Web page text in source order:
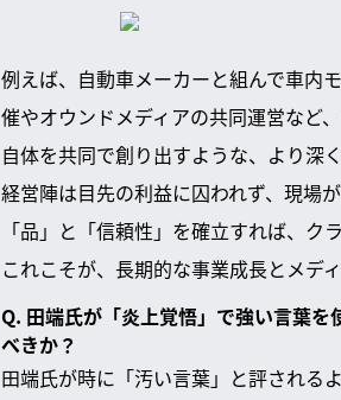
例えば、自動車メーカーと組んで車内
催やオウンドメディアの共同運営など
自体を共同で創り出すような、より深
経営陣は目先の利益に囚われず、現場
「品」と「信頼性」を確立すれば、ク
これこそが、長期的な事業成長とメデ
Q. 田端氏が「炎上覚悟」で強い言葉
べきか？
田端氏が時に「汚い言葉」と評される